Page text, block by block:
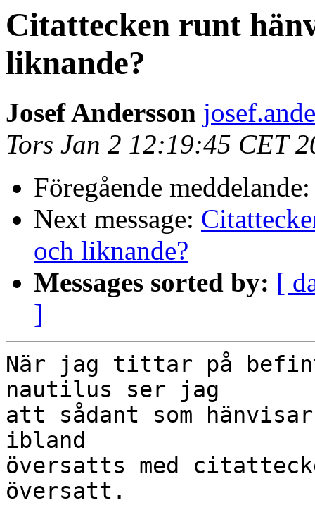
Citattecken runt
liknande?
Josef Andersson
Tors Jan 2 12:19:45 CET
Föregående
Next message:
och liknande?
Messages sorted by: [
]
När jag tittar på
nautilus ser jag
att sådant som
ibland
översatts med
översatt.